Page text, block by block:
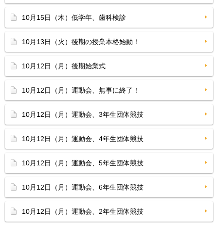
10月15日（木）低学年、歯科検診
10月13日（火）後期の授業本格始動！
10月12日（月）後期始業式
10月12日（月）運動会、無事に終了！
10月12日（月）運動会、3年生団体競技
10月12日（月）運動会、4年生団体競技
10月12日（月）運動会、5年生団体競技
10月12日（月）運動会、6年生団体競技
10月12日（月）運動会、2年生団体競技